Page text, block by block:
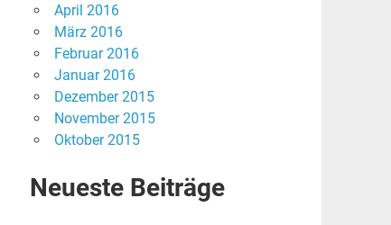
April 2016
März 2016
Februar 2016
Januar 2016
Dezember 2015
November 2015
Oktober 2015
Neueste Beiträge